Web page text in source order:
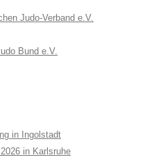
Judo-Verband e.V.
Bund e.V.
in Ingolstadt
in Karlsruhe